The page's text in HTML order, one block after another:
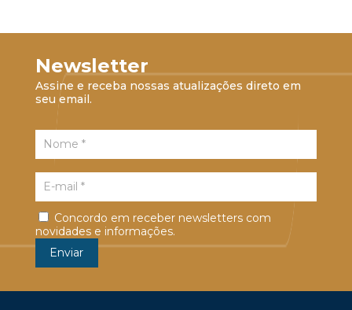
Newsletter
Assine e receba nossas atualizações direto em
seu email.
Concordo em receber newsletters com
novidades e informações.